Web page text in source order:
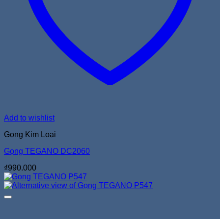
Add to wishlist
Gọng Kim Loại
Gọng TEGANO DC2060
₫990.000